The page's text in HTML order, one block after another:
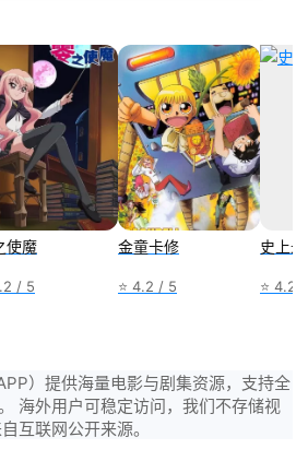
使魔
/ 5
金童卡修
⭐ 4.2 / 5
史上
⭐ 4.2
）提供海量电影与剧集资源，支持全
海外用户可稳定访问，我们不存储视
互联网公开来源。